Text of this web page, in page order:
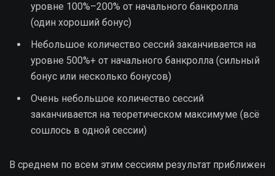
уровне 100%–200% от начального банкролла
(один хороший бонус)
Небольшое количество сессий заканчивается на
уровне 500%+ от начального банкролла (сильный
бонус или несколько бонусов)
Очень небольшое количество сессий
заканчивается на теоретическом максимуме (всё
сошлось в одной сессии)
В среднем по всем этим сессиям результат приближен